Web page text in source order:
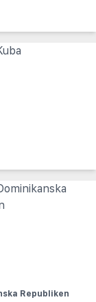
Republiken